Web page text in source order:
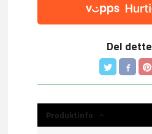
Del dette
Produktinfo